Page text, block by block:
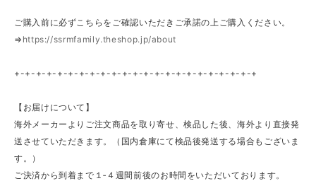
ご購入前に必ずこちらをご確認いただきご承諾の上ご購入ください。
⇒ https://ssrmfamily.theshop.jp/about
+-+-+-+-+-+-+-+-+-+-+-+-+-+-+-+-+-+-+-+-+-+-+
【お届けについて】
海外メーカーよりご注文商品を取り寄せ、検品した後、海外より直接発
送させていただきます。（国内倉庫にて検品後発送する場合もございま
す。）
ご決済から到着まで１‐４週間前後のお時間をいただいております。